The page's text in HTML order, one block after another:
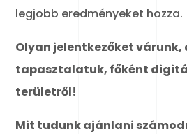
legjobb eredményeket hozza.
Olyan jelentkezőket várunk,
tapasztalatuk, főként
területről!
Mit tudunk ajánlani